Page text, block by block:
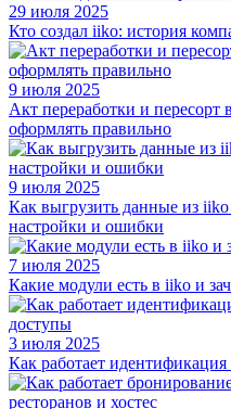
29 июля 2025
Кто создал iiko: история
9 июля 2025
Акт переработки и пересорт
оформлять правильно
9 июля 2025
Как выгрузить данные из
настройки и ошибки
7 июля 2025
Какие модули есть в iiko и
3 июля 2025
Как работает